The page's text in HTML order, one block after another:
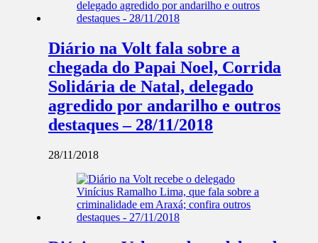
Diário na Volt fala sobre a
chegada do Papai Noel, Corrida
Solidária de Natal, delegado
agredido por andarilho e outros
destaques – 28/11/2018
28/11/2018